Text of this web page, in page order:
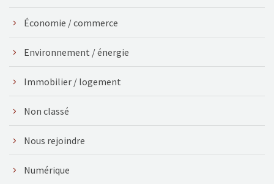
Économie / commerce
Environnement / énergie
Immobilier / logement
Non classé
Nous rejoindre
Numérique